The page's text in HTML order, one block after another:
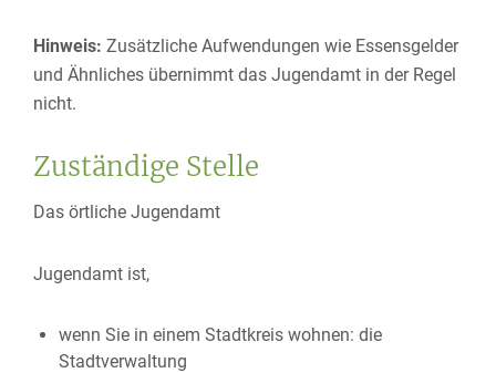
Hinweis: Zusätzliche Aufwendungen wie Essensgelder
und Ähnliches übernimmt das Jugendamt in der Regel
nicht.
Zuständige Stelle
Das örtliche Jugendamt
Jugendamt ist,
wenn Sie in einem Stadtkreis wohnen: die
Stadtverwaltung